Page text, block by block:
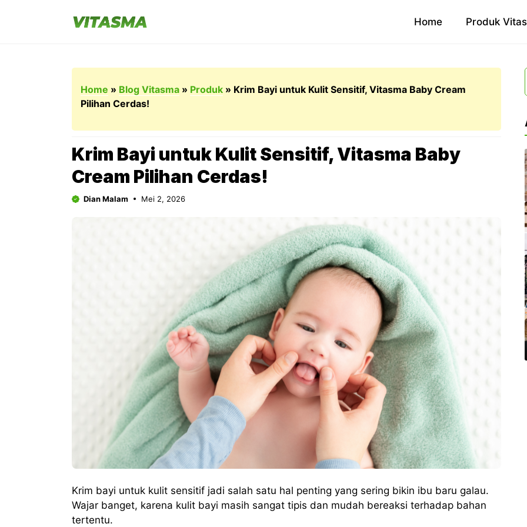
Home Produk
Home » Blog Vitasma » Produk » Krim Bayi untuk Kulit Sensitif, Vitasma Baby Cream
Pilihan Cerdas!
Krim Bayi untuk Kulit Sensitif, Vitasma Baby
Cream Pilihan Cerdas!
Dian Malam Mei 2, 2026
Krim bayi untuk kulit sensitif jadi salah satu hal penting yang sering bikin ibu baru galau.
Wajar banget, karena kulit bayi masih sangat tipis dan mudah bereaksi terhadap bahan
tertentu.